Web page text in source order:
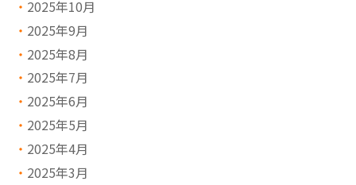
2025年10月
2025年9月
2025年8月
2025年7月
2025年6月
2025年5月
2025年4月
2025年3月